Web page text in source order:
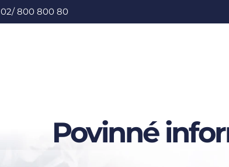
02/ 800 800 80
Povinné